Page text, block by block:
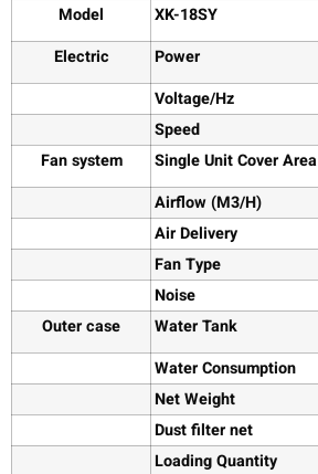
Model
XK-18SY
Electric
Power
Voltage/Hz
Speed
Fan system
Single Unit Cover Area
Airflow (M3/H)
Air Delivery
Fan Type
Noise
Outer case
Water Tank
Water Consumption
Net Weight
Dust filter net
Loading Quantity